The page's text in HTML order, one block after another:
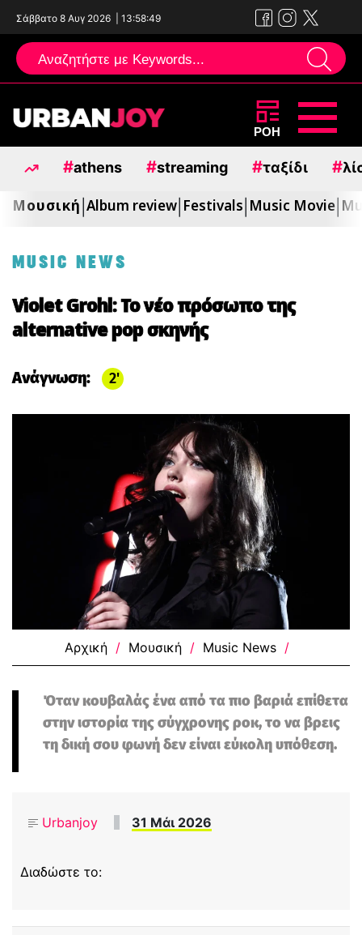
Σάββατο 8 Αυγ 2026 13:58:50
Μεταπηδήστε
περιεχόμενο
ΡΟΗ
#athens #streaming #ταξίδι #
Μουσική Album review Festivals Music Movie
MUSIC NEWS
Violet Grohl: Το νέο πρόσωπο της
alternative pop σκηνής
Ανάγνωση: 2
Αρχική / Μουσική / Music News /
Όταν κουβαλάς ένα από τα πιο βαριά επίθετα
στην ιστορία της σύγχρονης ροκ, το να βρεις
τη δική σου φωνή δεν είναι εύκολη υπόθεση.
Urbanjoy 31 Μάι 2026
Διαδώστε το: